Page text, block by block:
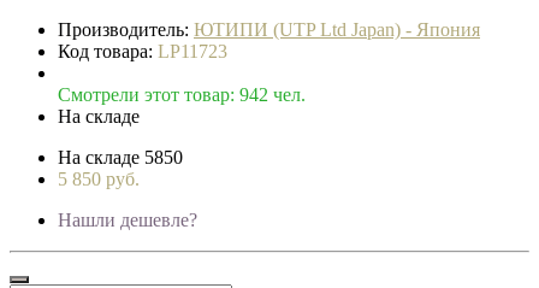
Производитель: ЮТИПИ (UTP Ltd Japan) - Япония
Код товара: LP11723
Смотрели этот товар: 942 чел.
На складе
На складе 5850
5 850 руб.
Нашли дешевле?